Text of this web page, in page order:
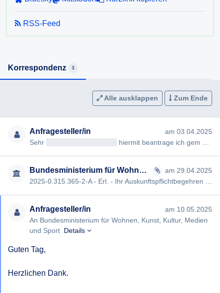
RSS-Feed
Korrespondenz 3
Alle ausklappen Zum Ende
Anfragesteller/in
am 03.04.2025
Sehr
hiermit beantrage ich gem §§ 2, 3 AuskunftspflichtG die Erteilung folgender Auskunft…
Bundesministerium für Wohnen, Kunst, Kultur, Medien und Sport
am 29.04.2025
Anfragesteller/in
am 10.05.2025
An Bundesministerium für Wohnen, Kunst, Kultur, Medien
und Sport Details
Guten Tag,
Herzlichen Dank.